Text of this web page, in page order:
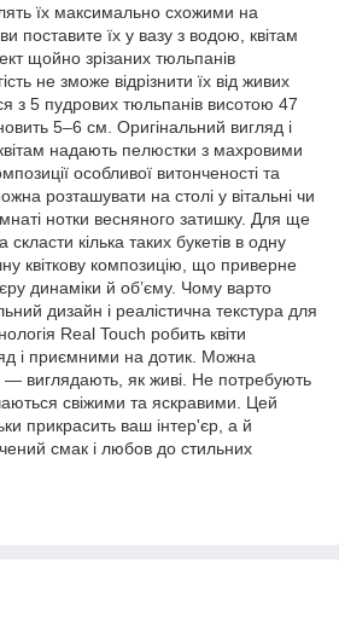
їх максимально схожими на
поставите їх у вазу з водою, квітам
щойно зрізаних тюльпанів
не зможе відрізнити їх від живих
з 5 пудрових тюльпанів висотою 47
5–6 см. Оригінальний вигляд і
квітам надають пелюстки з махровими
особливої витонченості та
розташувати на столі у вітальні чи
нотки весняного затишку. Для ще
кілька таких букетів в одну
квіткову композицію, що приверне
динаміки й об’єму. Чому варто
дизайн і реалістична текстура для
Real Touch робить квіти
і приємними на дотик. Можна
— виглядають, як живі. Не потребують
свіжими та яскравими. Цей
прикрасить ваш інтер'єр, а й
смак і любов до стильних